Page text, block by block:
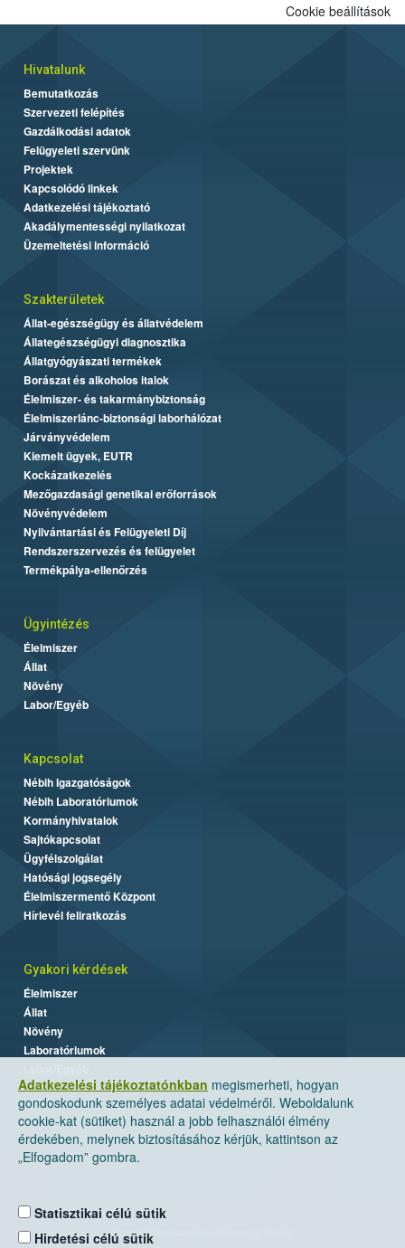
Adatkezelési tájékoztatónkban megismerheti, hogyan
gondoskodunk személyes adatai védelméről. Weboldalunk
cookie-kat (sütiket) használ a jobb felhasználói élmény
érdekében, melynek biztosításához kérjük, kattintson az
„Elfogadom” gombra.
Statisztikai célú sütik
Hirdetési célú sütik
Cookie beállítások
Hivatalunk
Bemutatkozás
Szervezeti felépítés
Gazdálkodási adatok
Felügyeleti szervünk
Projektek
Kapcsolódó linkek
Adatkezelési tájékoztató
Akadálymentességi nyilatkozat
Üzemeltetési információ
Szakterületek
Állat-egészségügy és állatvédelem
Állategészségügyi diagnosztika
Állatgyógyászati termékek
Borászat és alkoholos italok
Élelmiszer- és takarmánybiztonság
Élelmiszerlánc-biztonsági laborhálózat
Járványvédelem
Kiemelt ügyek, EUTR
Kockázatkezelés
Mezőgazdasági genetikai erőforrások
Növényvédelem
Nyilvántartási és Felügyeleti Díj
Rendszerszervezés és felügyelet
Termékpálya-ellenőrzés
Ügyintézés
Élelmiszer
Állat
Növény
Labor/Egyéb
Kapcsolat
Nébih Igazgatóságok
Nébih Laboratóriumok
Kormányhivatalok
Sajtókapcsolat
Ügyfélszolgálat
Hatósági jogsegély
Élelmiszermentő Központ
Hírlevél feliratkozás
Gyakori kérdések
Élelmiszer
Állat
Növény
Laboratóriumok
Nemzeti Élelmiszerlánc-biztonsági Hivatal